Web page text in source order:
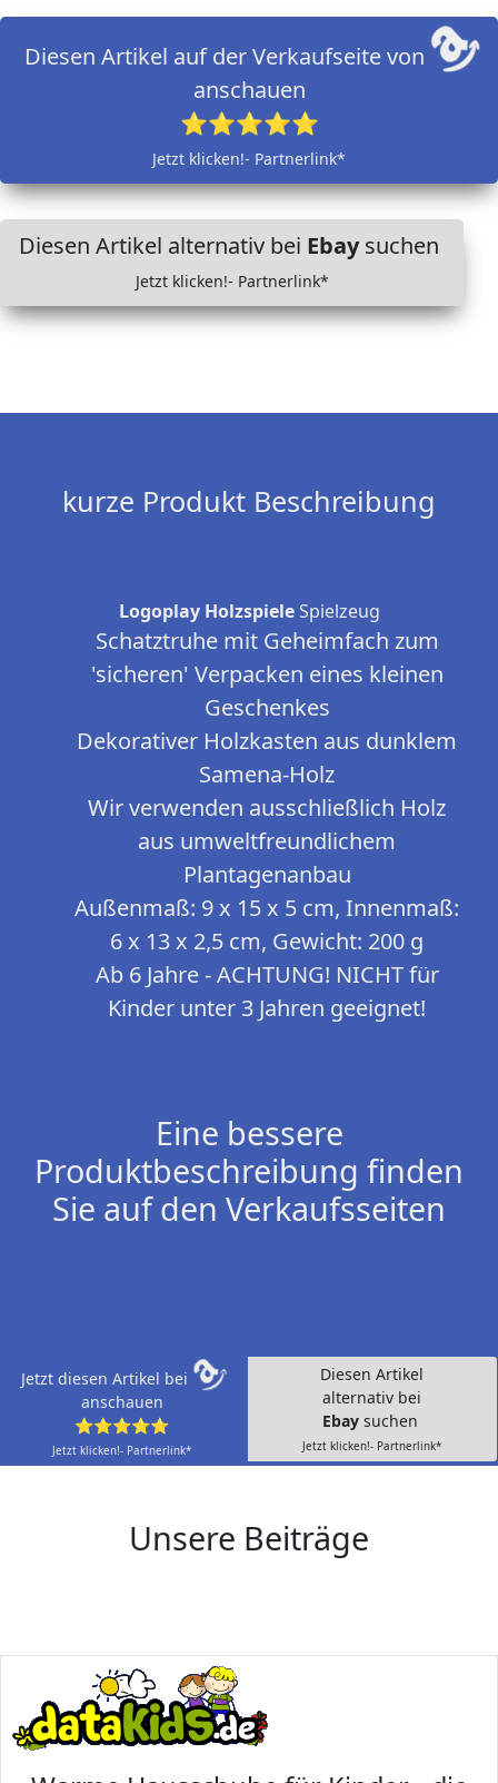
Diesen Artikel auf der Verkaufseite von
anschauen
⭐⭐⭐⭐⭐
Jetzt klicken!- Partnerlink*
Diesen Artikel alternativ bei Ebaysuchen
Jetzt klicken!- Partnerlink*
kurze Produkt Beschreibung
Logoplay HolzspieleSpielzeug
Schatztruhe mit Geheimfach zum
'sicheren' Verpacken eines kleinen
Geschenkes
Dekorativer Holzkasten aus dunklem
Samena-Holz
Wir verwenden ausschließlich Holz
aus umweltfreundlichem
Plantagenanbau
Außenmaß: 9 x 15 x 5 cm, Innenmaß:
6 x 13 x 2,5 cm, Gewicht: 200 g
Ab 6 Jahre - ACHTUNG! NICHT für
Kinder unter 3 Jahren geeignet!
Eine bessere
Produktbeschreibung finden
Sie auf den Verkaufsseiten
Jetzt diesen Artikel bei
anschauen
⭐⭐⭐⭐⭐
Jetzt klicken!- Partnerlink*
Diesen Artikel
alternativ bei
Ebay suchen
Jetzt klicken!- Partnerlink*
Unsere Beiträge